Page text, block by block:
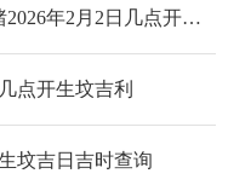
2026年2月2日属猪开生坟吉时，属猪2026年2月2日几点开生坟好
点开生坟吉利
坟吉日吉时查询